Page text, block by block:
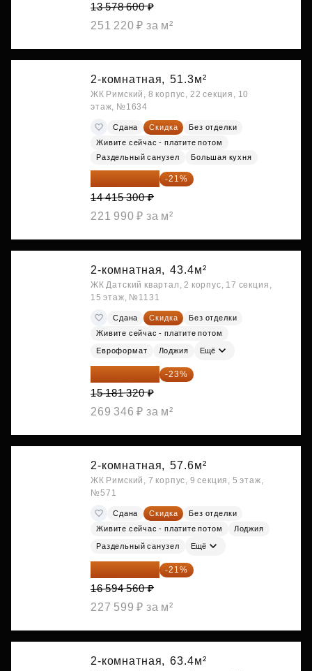
13 578 600 ₽
251 220 ₽ за м²
2-комнатная, 51.3м²
ЖК Римский, 8 корпус, 22 секция, 10
этаж, №1634
Сдана Скидка
Без отделки
Живите сейчас - платите потом
Раздельный санузел
Большая кухня
11 388 087 ₽ -21%
14 415 300 ₽
221 990 ₽ за м²
2-комнатная, 43.4м²
ЖК Датский квартал, 2 корпус, 17 секция,
15 этаж, №1131
Сдана Скидка
Без отделки
Живите сейчас - платите потом
Евроформат Лоджия Ещё
11 689 616 ₽ -23%
15 181 320 ₽
269 346 ₽ за м²
2-комнатная, 57.6м²
ЖК Римский, 7 корпус, 9 секция, 5 этаж,
№571
Сдана Скидка
Без отделки
Живите сейчас - платите потом
Лоджия
Раздельный санузел Ещё
13 109 702 ₽ -21%
16 594 560 ₽
227 599 ₽ за м²
2-комнатная, 63.4м²